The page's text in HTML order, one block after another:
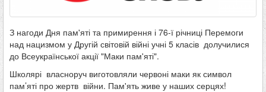
З нагоди Дня пам'яті та примирення і 76-ї річниці Перемоги
над нацизмом у Другій світовій війні учні 5 класів долучилися
до Всеукраїнської акції "Маки пам'яті".
Школярі власноруч виготовляли червоні маки як символ
пам’яті про жертв війни. Пам'ять живе у наших серцях!